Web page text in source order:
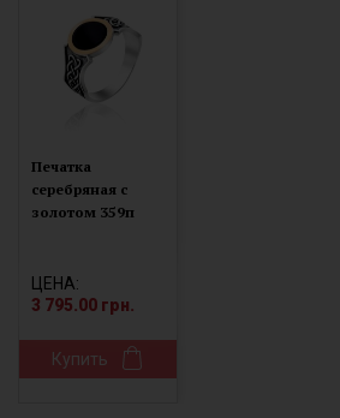
Печатка
серебряная с
золотом 359п
ЦЕНА:
3 795.00 грн.
Купить